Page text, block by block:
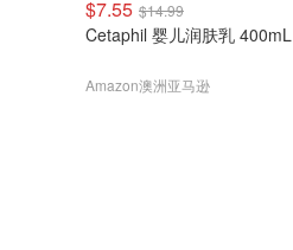
$7.55 $14.99
Cetaphil 婴儿润肤乳 400mL
Amazon澳洲亚马逊